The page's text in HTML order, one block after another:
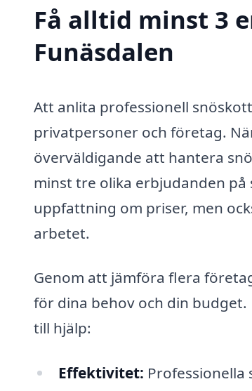
Få alltid minst 3
Funäsdalen
Att anlita professionell
privatpersoner och företag.
överväldigande att hantera
minst tre olika erbjudanden
uppfattning om priser, men
arbetet.
Genom att jämföra flera
för dina behov och din
till hjälp:
Effektivitet: